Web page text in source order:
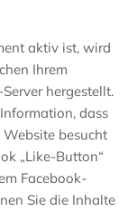
aktiv ist, wird
Ihrem
hergestellt.
dass
Website besucht
„Like-Button“
Facebook-
Sie die Inhalte